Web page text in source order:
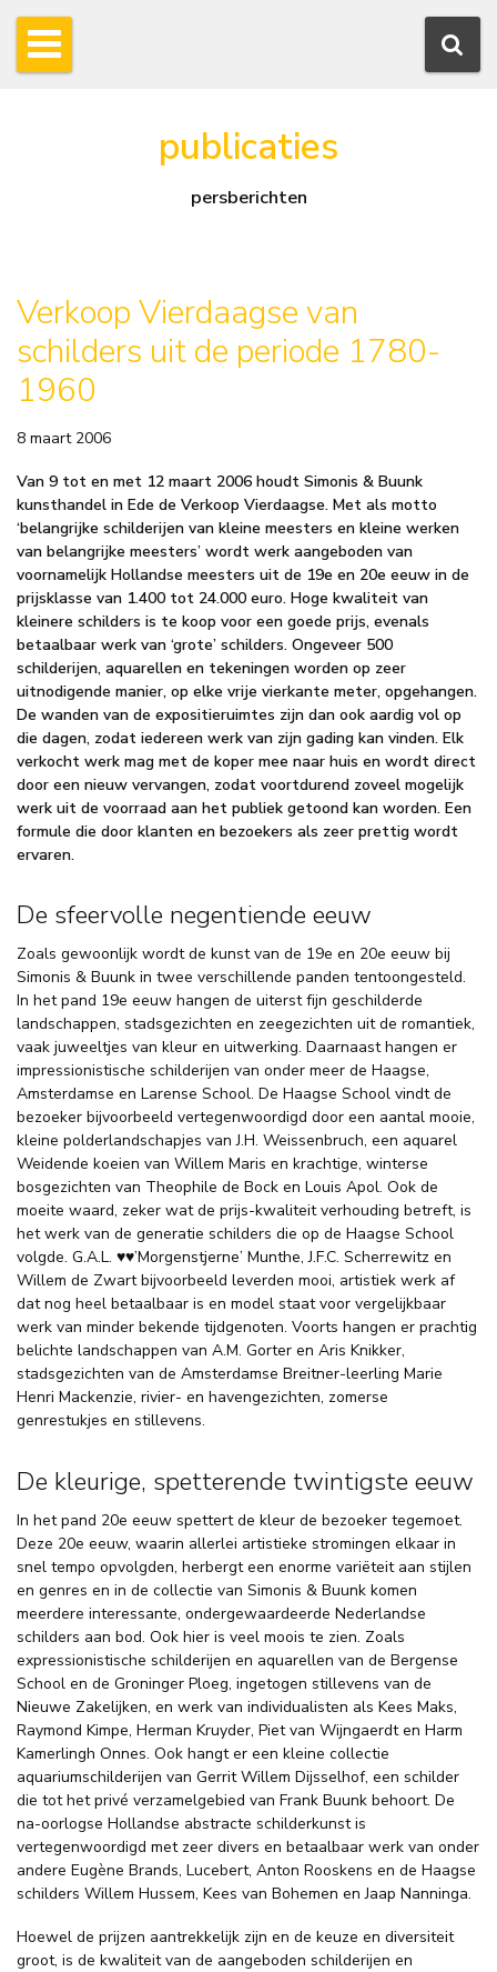
publicaties
persberichten
Verkoop Vierdaagse van
schilders uit de periode 1780-
1960
8 maart 2006
Van 9 tot en met 12 maart 2006 houdt Simonis & Buunk
kunsthandel in Ede de Verkoop Vierdaagse. Met als motto
‘belangrijke schilderijen van kleine meesters en kleine werken
van belangrijke meesters’ wordt werk aangeboden van
voornamelijk Hollandse meesters uit de 19e en 20e eeuw in de
prijsklasse van 1.400 tot 24.000 euro. Hoge kwaliteit van
kleinere schilders is te koop voor een goede prijs, evenals
betaalbaar werk van ‘grote’ schilders. Ongeveer 500
schilderijen, aquarellen en tekeningen worden op zeer
uitnodigende manier, op elke vrije vierkante meter, opgehangen.
De wanden van de expositieruimtes zijn dan ook aardig vol op
die dagen, zodat iedereen werk van zijn gading kan vinden. Elk
verkocht werk mag met de koper mee naar huis en wordt direct
door een nieuw vervangen, zodat voortdurend zoveel mogelijk
werk uit de voorraad aan het publiek getoond kan worden. Een
formule die door klanten en bezoekers als zeer prettig wordt
ervaren.
De sfeervolle negentiende eeuw
Zoals gewoonlijk wordt de kunst van de 19e en 20e eeuw bij
Simonis & Buunk in twee verschillende panden tentoongesteld.
In het pand 19e eeuw hangen de uiterst fijn geschilderde
landschappen, stadsgezichten en zeegezichten uit de romantiek,
vaak juweeltjes van kleur en uitwerking. Daarnaast hangen er
impressionistische schilderijen van onder meer de Haagse,
Amsterdamse en Larense School. De Haagse School vindt de
bezoeker bijvoorbeeld vertegenwoordigd door een aantal mooie,
kleine polderlandschapjes van J.H. Weissenbruch, een aquarel
Weidende koeien van Willem Maris en krachtige, winterse
bosgezichten van Theophile de Bock en Louis Apol. Ook de
moeite waard, zeker wat de prijs-kwaliteit verhouding betreft, is
het werk van de generatie schilders die op de Haagse School
volgde. G.A.L. ♥♥’Morgenstjerne’ Munthe, J.F.C. Scherrewitz en
Willem de Zwart bijvoorbeeld leverden mooi, artistiek werk af
dat nog heel betaalbaar is en model staat voor vergelijkbaar
werk van minder bekende tijdgenoten. Voorts hangen er prachtig
belichte landschappen van A.M. Gorter en Aris Knikker,
stadsgezichten van de Amsterdamse Breitner-leerling Marie
Henri Mackenzie, rivier- en havengezichten, zomerse
genrestukjes en stillevens.
De kleurige, spetterende twintigste eeuw
In het pand 20e eeuw spettert de kleur de bezoeker tegemoet.
Deze 20e eeuw, waarin allerlei artistieke stromingen elkaar in
snel tempo opvolgden, herbergt een enorme variëteit aan stijlen
en genres en in de collectie van Simonis & Buunk komen
meerdere interessante, ondergewaardeerde Nederlandse
schilders aan bod. Ook hier is veel moois te zien. Zoals
expressionistische schilderijen en aquarellen van de Bergense
School en de Groninger Ploeg, ingetogen stillevens van de
Nieuwe Zakelijken, en werk van individualisten als Kees Maks,
Raymond Kimpe, Herman Kruyder, Piet van Wijngaerdt en Harm
Kamerlingh Onnes. Ook hangt er een kleine collectie
aquariumschilderijen van Gerrit Willem Dijsselhof, een schilder
die tot het privé verzamelgebied van Frank Buunk behoort. De
na-oorlogse Hollandse abstracte schilderkunst is
vertegenwoordigd met zeer divers en betaalbaar werk van onder
andere Eugène Brands, Lucebert, Anton Rooskens en de Haagse
schilders Willem Hussem, Kees van Bohemen en Jaap Nanninga.
Hoewel de prijzen aantrekkelijk zijn en de keuze en diversiteit
groot, is de kwaliteit van de aangeboden schilderijen en